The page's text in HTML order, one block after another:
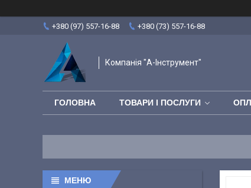
+380 (97) 557-16-88 +380 (73) 557-16-88
Компанія "А-Інструмент"
ГОЛОВНА ТОВАРИ І ПОСЛУГИ